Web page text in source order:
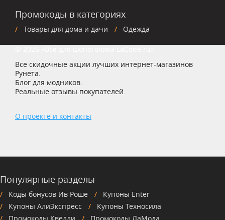
Промокоды в категориях
Товары для дома и дачи Одежда
Все скидочные акции лучших интернет-магазинов
Рунета.
Блог для модников.
Реальные отзывы покупателей.
О проекте и контакты
Популярные разделы
Коды бонусов Ив Роше
Купоны Enter
Купоны АлиЭкспресс
Купоны Техносила